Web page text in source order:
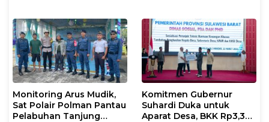
Monitoring Arus Mudik,
Sat Polair Polman Pantau
Pelabuhan Tanjung
Komitmen Gubernur
Suhardi Duka untuk
Aparat Desa, BKK Rp3,3